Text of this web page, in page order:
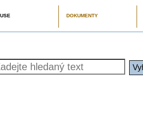
DOKUMENTY